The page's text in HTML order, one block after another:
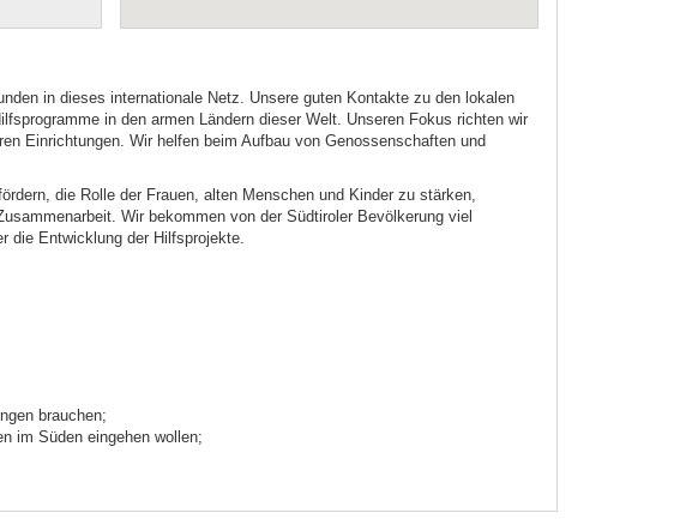
in dieses internationale Netz. Unsere guten Kontakte zu den lokalen
in den armen Ländern dieser Welt. Unseren Fokus richten wir
Einrichtungen. Wir helfen beim Aufbau von Genossenschaften und
die Rolle der Frauen, alten Menschen und Kinder zu stärken,
Wir bekommen von der Südtiroler Bevölkerung viel
die Entwicklung der Hilfsprojekte.
brauchen;
im Süden eingehen wollen;